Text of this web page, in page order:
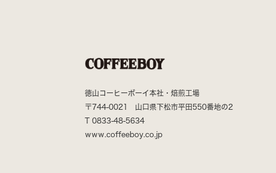
徳山コーヒーボーイ本社・焙煎工場
〒744-0021 山口県下松市平田550番地の2
T 0833-48-5634
www.coffeeboy.co.jp